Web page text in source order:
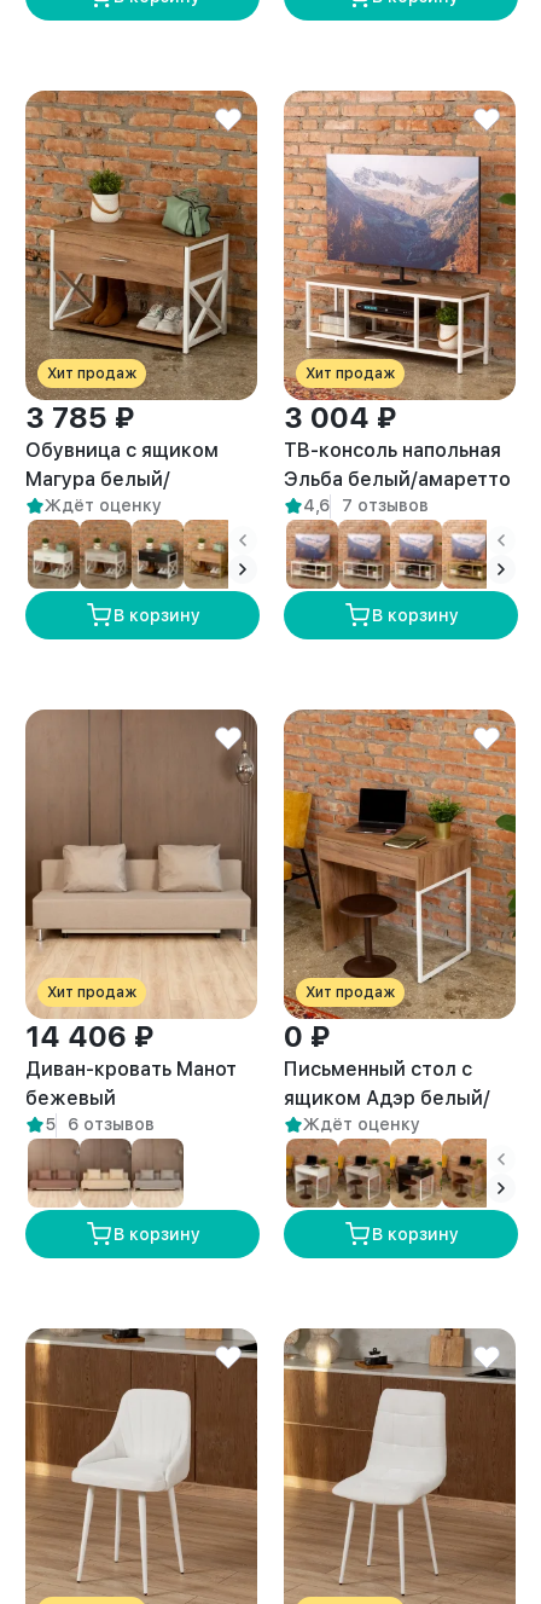
Хит продаж
3 785 ₽
Обувница с ящиком
Магура белый/
амаретто
Ждёт оценку
В корзину
Хит продаж
3 004 ₽
ТВ-консоль напольная
Эльба белый/амаретто
4,6 7 отзывов
В корзину
Хит продаж
14 406 ₽
Диван-кровать Манот
бежевый
5 6 отзывов
В корзину
Хит продаж
0 ₽
Письменный стол с
ящиком Адэр белый/
амаретто
Ждёт оценку
В корзину